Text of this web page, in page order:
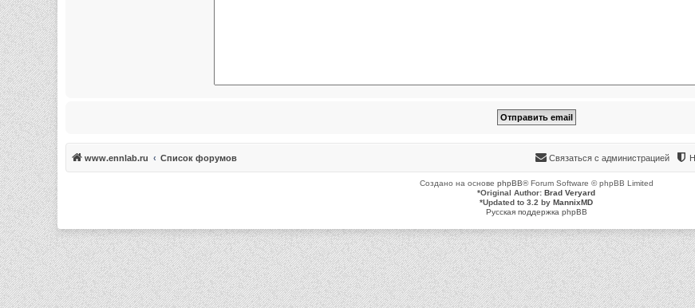
www.ennlab.ru Список форумов Связаться с администрацией
Создано на основе phpBB® Forum Software © phpBB Limited
*Original Author: Brad Veryard
*Updated to 3.2 by MannixMD
Русская поддержка phpBB